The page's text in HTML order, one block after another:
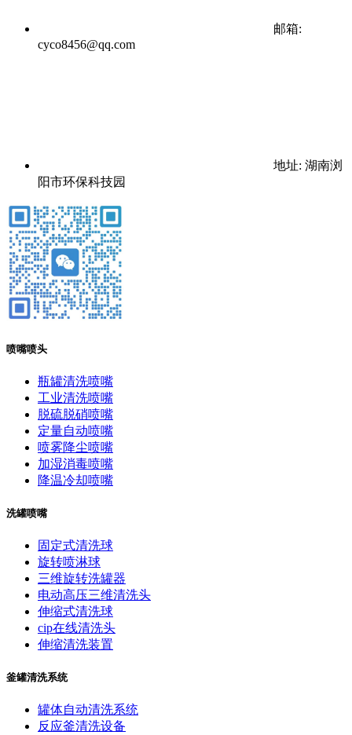
邮箱:
cyco8456@qq.com
地址: 湖南浏
阳市环保科技园
喷嘴喷头
瓶罐清洗喷嘴
工业清洗喷嘴
脱硫脱硝喷嘴
定量自动喷嘴
喷雾降尘喷嘴
加湿消毒喷嘴
降温冷却喷嘴
洗罐喷嘴
固定式清洗球
旋转喷淋球
三维旋转洗罐器
电动高压三维清洗头
伸缩式清洗球
cip在线清洗头
伸缩清洗装置
釜罐清洗系统
罐体自动清洗系统
反应釜清洗设备